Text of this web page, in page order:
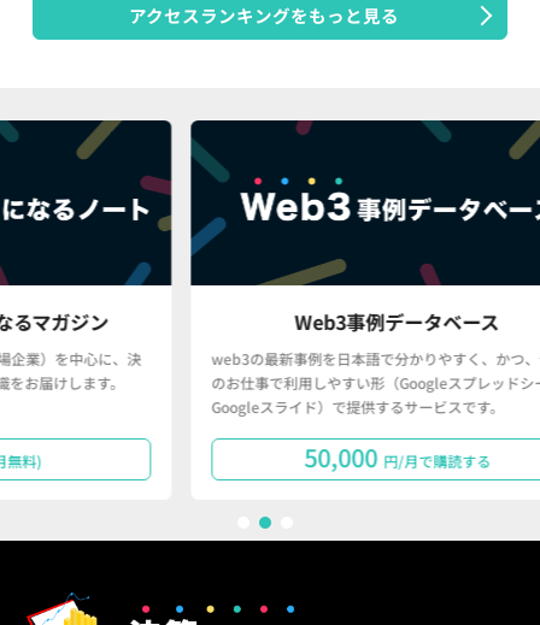
アクセスランキングをもっと見る
、決
。
Web3事例データベース
web3の最新事例を日本語で分かりやすく、かつ、皆さん
のお仕事で利用しやすい形（Googleスプレッドシート・
Googleスライド）で提供するサービスです。
円/月で購読する